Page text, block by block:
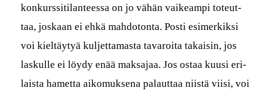
konkurssi­ti­lanteessa on jo vähän vaikeampi toteut­
taa, joskaan ei ehkä mah­do­ton­ta. Posti esimerkik­si
voi kieltäy­tyä kul­jet­ta­mas­ta tavaroi­ta takaisin, jos
laskulle ei löy­dy enää mak­sa­jaa.Jos ostaa kuusi eri­
laista hamet­ta aiko­muk­se­na palaut­taa niistä viisi, voi